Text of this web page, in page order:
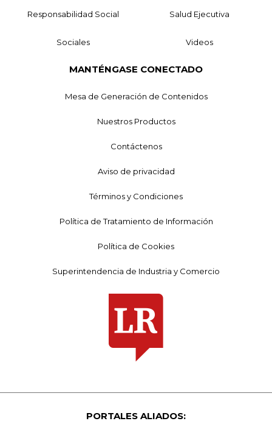
Responsabilidad Social Salud Ejecutiva
Sociales Videos
MANTÉNGASE CONECTADO
Mesa de Generación de Contenidos
Nuestros Productos
Contáctenos
Aviso de privacidad
Términos y Condiciones
Política de Tratamiento de Información
Política de Cookies
Superintendencia de Industria y Comercio
PORTALES ALIADOS: